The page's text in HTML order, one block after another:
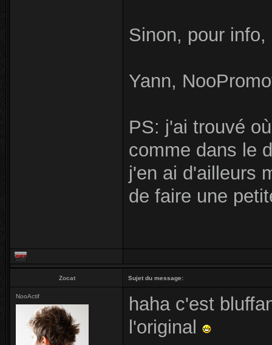
Sinon, pour
Yann,
PS: j'ai trouvé
comme dans le
j'en ai d'ailleurs
de faire une
Zocat Sujet du message:
NooActif
haha c'est
l'original